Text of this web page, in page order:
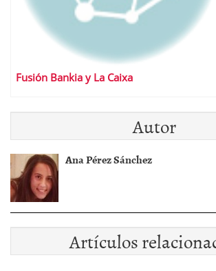
Fusión Bankia y La Caixa
Autor
Ana Pérez Sánchez
Artículos